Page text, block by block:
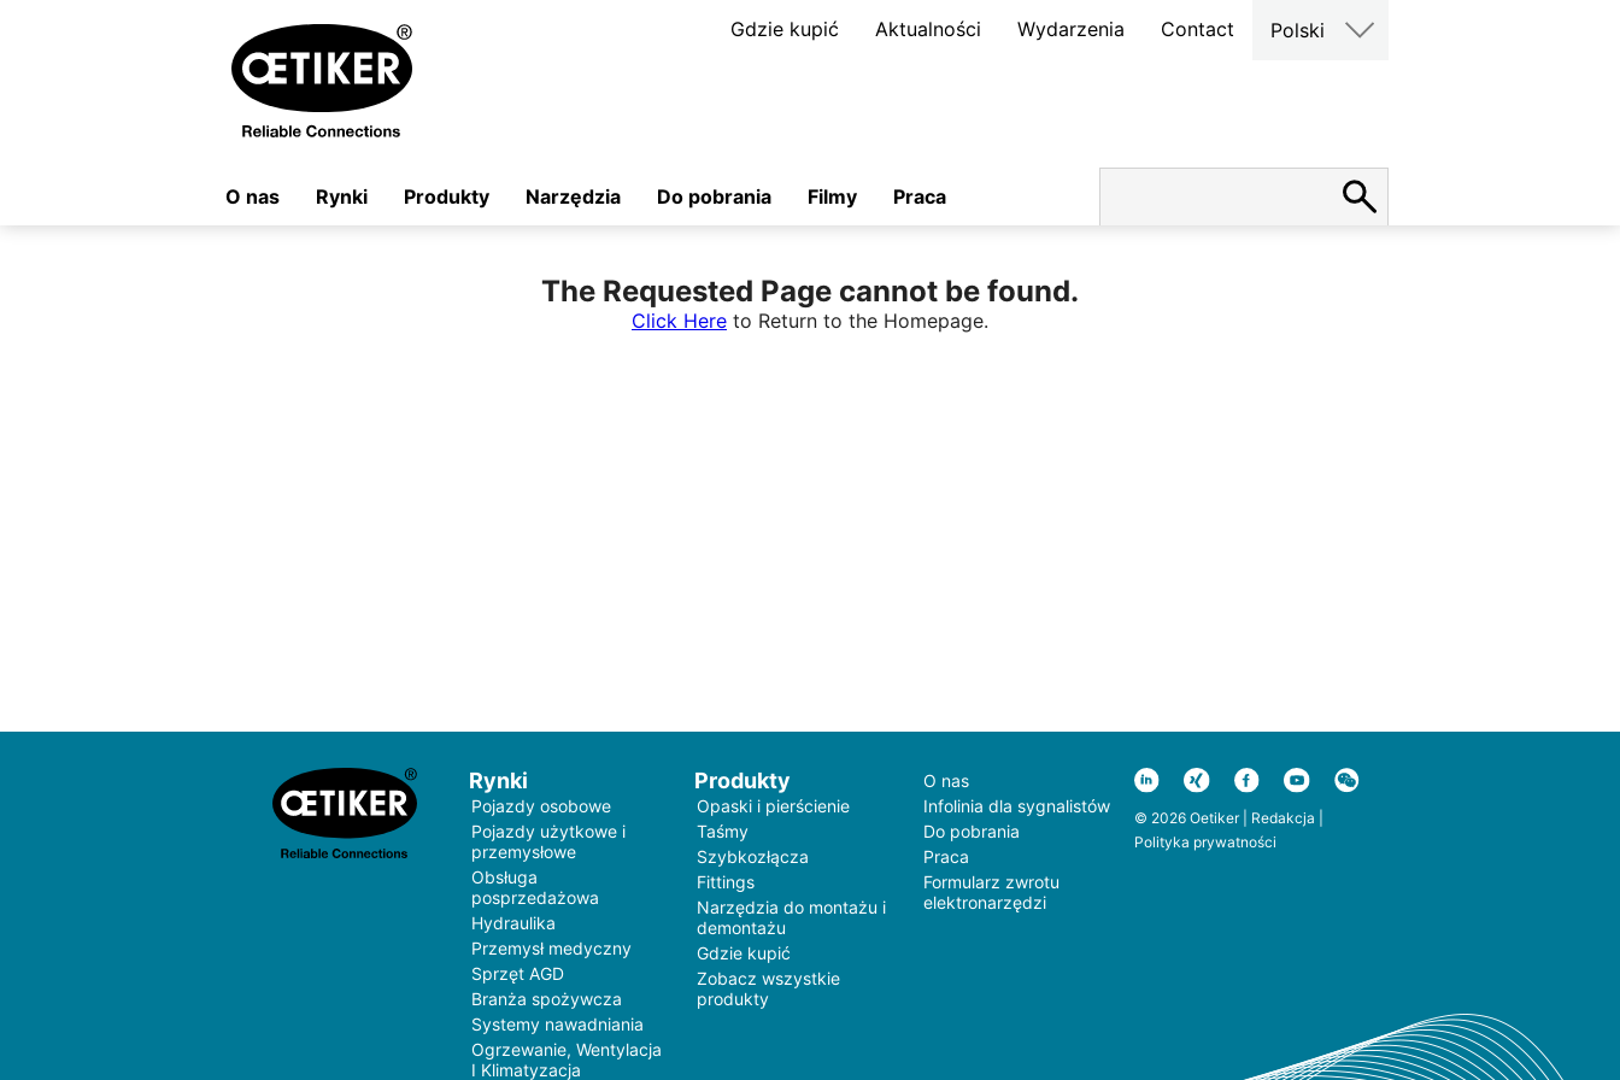
Gdzie kupić Aktualności Wydarzenia Contact Polski
O nas Rynki Produkty Narzędzia Do pobrania Filmy Praca
The Requested Page cannot be found.
Click Here to Return to the Homepage.
Rynki
Pojazdy osobowe
Pojazdy użytkowe i
przemysłowe
Obsługa
posprzedażowa
Hydraulika
Przemysł medyczny
Sprzęt AGD
Branża spożywcza
Systemy nawadniania
Ogrzewanie, Wentylacja
I Klimatyzacja
Produkty
Opaski i pierścienie
Taśmy
Szybkozłącza
Fittings
Narzędzia do montażu i
demontażu
Gdzie kupić
Zobacz wszystkie
produkty
O nas
Infolinia dla sygnalistów
Do pobrania
Praca
Formularz zwrotu
elektronarzędzi
© 2026 Oetiker | Redakcja
Polityka prywatności